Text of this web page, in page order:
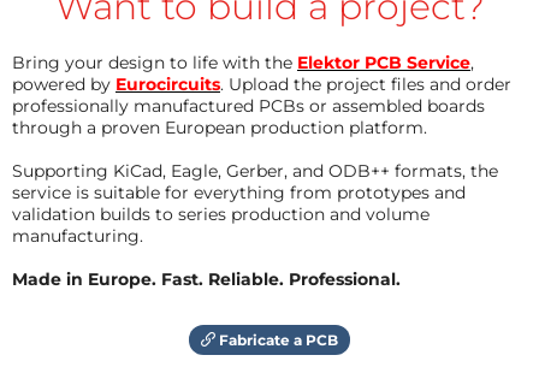
Bring your design to life with the Elektor PCB Service,
powered by Eurocircuits. Upload the project files and order
professionally manufactured PCBs or assembled boards
through a proven European production platform.
Supporting KiCad, Eagle, Gerber, and ODB++ formats, the
service is suitable for everything from prototypes and
validation builds to series production and volume
manufacturing.
Made in Europe. Fast. Reliable. Professional.
Fabricate a PCB